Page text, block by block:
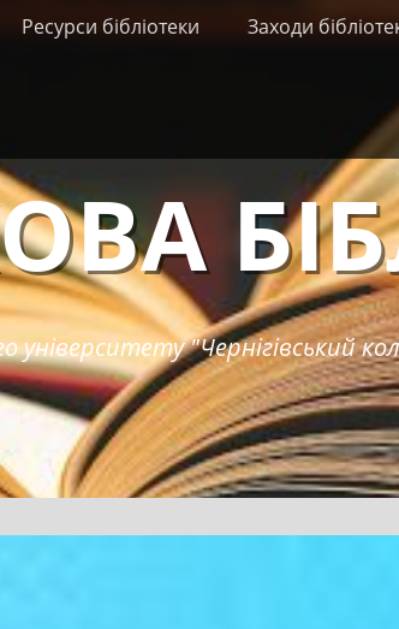
Ресурси бібліотеки Заходи
університету "Чернігівський